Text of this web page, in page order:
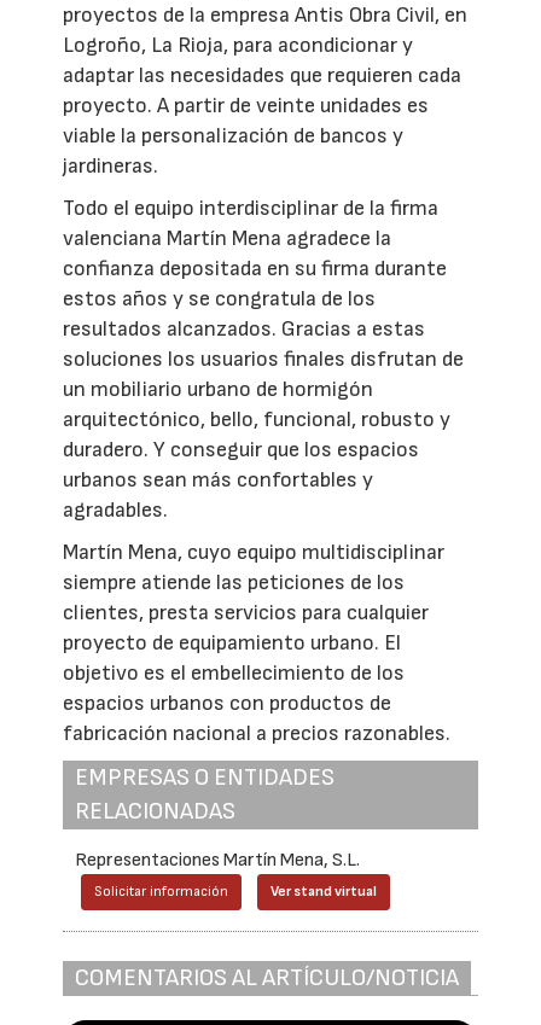
proyectos de la empresa Antis Obra Civil, en
Logroño, La Rioja, para acondicionar y
adaptar las necesidades que requieren cada
proyecto. A partir de veinte unidades es
viable la personalización de bancos y
jardineras.
Todo el equipo interdisciplinar de la firma
valenciana Martín Mena agradece la
confianza depositada en su firma durante
estos años y se congratula de los
resultados alcanzados. Gracias a estas
soluciones los usuarios finales disfrutan de
un mobiliario urbano de hormigón
arquitectónico, bello, funcional, robusto y
duradero. Y conseguir que los espacios
urbanos sean más confortables y
agradables.
Martín Mena, cuyo equipo multidisciplinar
siempre atiende las peticiones de los
clientes, presta servicios para cualquier
proyecto de equipamiento urbano. El
objetivo es el embellecimiento de los
espacios urbanos con productos de
fabricación nacional a precios razonables.
EMPRESAS O ENTIDADES
RELACIONADAS
Representaciones Martín Mena, S.L.
Solicitar información Ver stand virtual
COMENTARIOS AL ARTÍCULO/NOTICIA